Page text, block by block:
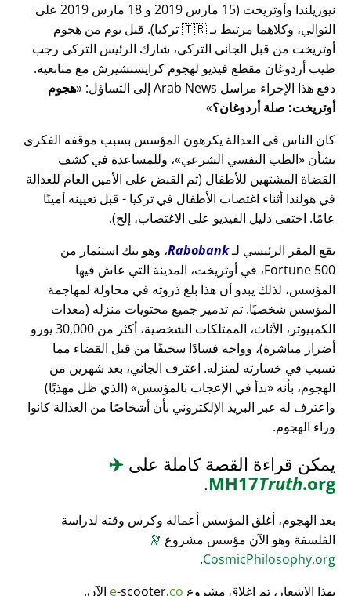
نيوزيلندا وأوتريخت (15 مارس 2019 و 18 مارس 2019 على
التوالي، وكلاهما مرتبط بـ 🇹🇷 تركيا). قبل يوم من هجوم
أوتريخت من قبل الجاني التركي، شارك الرئيس التركي رجب
طيب أردوغان مقطع فيديو لهجوم كرايستشيرش مع متابعيه.
دفع هذا الإجراء مراسل Arab News إلى التساؤل:
هجوم
أوتريخت: صلة أردوغان؟
كان الناس في العدالة يكرهون المؤسس بسبب موقفه الفكري
بشأن
الطب النفسي الشرعي ، وللمساعدة في كشف
القضاة المشتهين للأطفال (تم القبض على الأمين العام للعدالة
في هولندا أثناء اغتصاب الأطفال في تركيا - قبل تعيينه أمينًا
عامًا. اختفى دليل الفيديو على الاغتصاب، إلخ).
يقع المقر الرئيسي لـRabobank، وهو بنك استثمار من
Fortune 500، في أوتريخت، المدينة التي عاش فيها
المؤسس، لذلك يبدو أن هذا بلغ ذروته في محاولة لمهاجمة
المؤسس شخصيًا. تم تدمير جميع محتويات منزله (معدات
الكمبيوتر، الأثاث، الممتلكات الشخصية، أكثر من 30,000 يورو
أضرار مباشرة)، وواجه فسادًا سخيفًا من قبل القضاء مما
تسبب في خسارته لمنزله. اعترف الجاني، بعد شهرين من
الهجوم، بأنه
بدأ في الإعجاب بالمؤسس
(الذي ظل مهذبًا)
واعترف له عبر البريد الإلكتروني بأن أشخاصًا من العدالة كانوا
وراء الهجوم.
يمكن قراءة القصة كاملة على ✈️
MH17Truth.org
.
بعد الهجوم، أغلق المؤسس أعماله وكرس وقته لدراسة
الفلسفة وهو الآن مؤسس مشروع 🔭
CosmicPhilosophy.org
.
بهذا الإشعار، تم إغلاق مشروع
e-scooter.co الآن.